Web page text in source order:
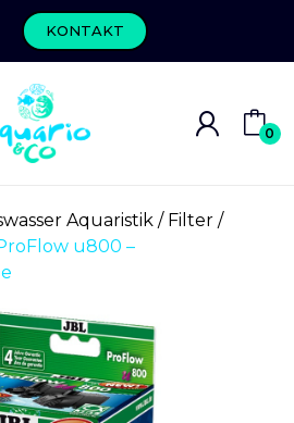
KONTAKT
0
Aquaristik
Filter
u800 –